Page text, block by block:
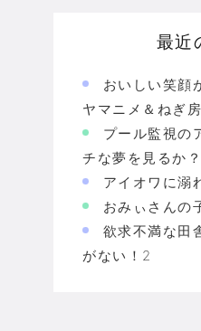
最近
おいしい笑顔
ヤマニメ＆ねぎ
プール監視の
チな夢を見るか？
アイオワに溺
おみぃさんの
欲求不満な田
がない！2